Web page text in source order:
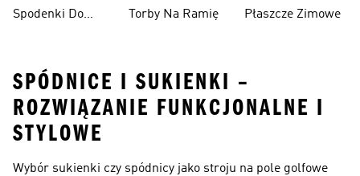
Spodenki Do
Torby Na Ramię Płaszcze Zimowe
SPÓDNICE I SUKIENKI –
ROZWIĄZANIE FUNKCJONALNE I
STYLOWE
Wybór sukienki czy spódnicy jako stroju na pole golfowe